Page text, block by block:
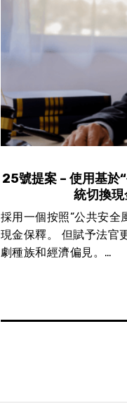
25號提案 – 使用基於
統切換
採用一個按照“公共安全
現金保釋。 但賦予法官
劇種族和經濟偏見。…